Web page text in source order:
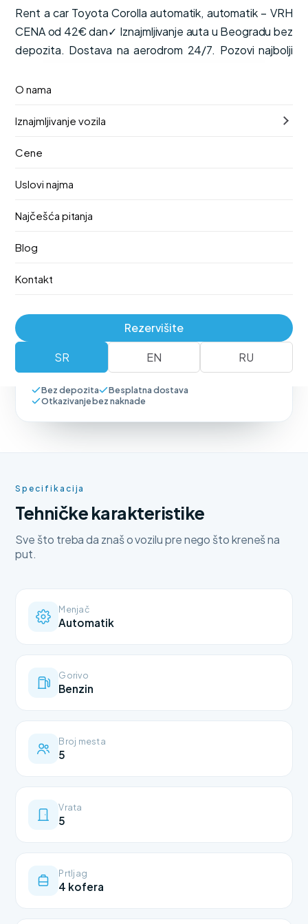
O nama
Iznajmljivanje vozila
Cene
Uslovi najma
Najčešća pitanja
Blog
Kontakt
Rezervišite
SR EN RU
Rent a car Toyota Corolla automatik, automatik – VRH
CENA od 42€ dan✓ Iznajmljivanje auta u Beogradu bez
depozita. Dostava na aerodrom 24/7. Pozovi najbolji
€42 / dan
PDV, kasko osiguranje i neograničena kilometraža su
Automatik
Preuzimanje
Lokacija preuzimanja
Rezerviši vozilo +381 62 183 54 00
Bez depozita
Besplatna dostava
Otkazivanje bez naknade
Specifikacija
Tehničke karakteristike
Sve što treba da znaš o vozilu pre nego što kreneš na
put.
Menjač
Automatik
Gorivo
Benzin
Broj mesta
5
Vrata
5
Prtljag
4 kofera